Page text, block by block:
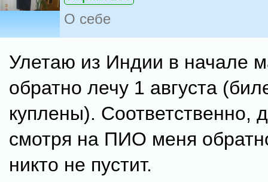
О себе
Улетаю из Индии в начале
обратно лечу 1 августа
куплены). Соответственно,
смотря на ПИО меня
никто не пустит.